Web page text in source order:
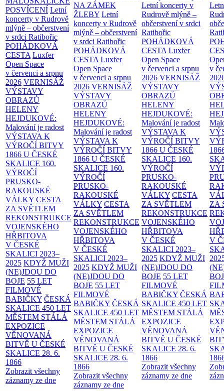
POSVÍCENÍ Letní
koncerty v Rudrově
mlýně – občerstvení
v srdci Ratibořic
POHÁDKOVÁ
CESTA Luxfer
Open Space
v červenci a srpnu
2026 VERNISÁŽ
VÝSTAVY
OBRAZŮ
HELENY
HEJDUKOVÉ:
Malování je radost
VÝSTAVA K
VÝROČÍ BITVY
1866 U ČESKÉ
SKALICE 160.
VÝROČÍ
PRUSKO-
RAKOUSKÉ
VÁLKY CESTA
ZA SVĚTLEM
REKONSTRUKCE
VOJENSKÉHO
HŘBITOVA
V ČESKÉ
SKALICI 2023–
2025 KDYŽ MUŽI
(NE)JDOU DO
BOJE 55 LET
FILMOVÉ
BABIČKY ČESKÁ
SKALICE 450 LET
MĚSTEM STÁLÁ
EXPOZICE
VĚNOVANÁ
BITVĚ U ČESKÉ
SKALICE 28. 6.
1866
Zobrazit všechny
záznamy ze dne
NA ZÁMEK
ŽLEBY Letní
koncerty v Rudrově
mlýně – občerstvení
v srdci Ratibořic
POHÁDKOVÁ
CESTA Luxfer
Open Space
v červenci a srpnu
2026 VERNISÁŽ
VÝSTAVY
OBRAZŮ
HELENY
HEJDUKOVÉ:
Malování je radost
VÝSTAVA K
VÝROČÍ BITVY
1866 U ČESKÉ
SKALICE 160.
VÝROČÍ
PRUSKO-
RAKOUSKÉ
VÁLKY CESTA
ZA SVĚTLEM
REKONSTRUKCE
VOJENSKÉHO
HŘBITOVA
V ČESKÉ
SKALICI 2023–
2025 KDYŽ MUŽI
(NE)JDOU DO
BOJE 55 LET
FILMOVÉ
BABIČKY ČESKÁ
SKALICE 450 LET
MĚSTEM STÁLÁ
EXPOZICE
VĚNOVANÁ
BITVĚ U ČESKÉ
SKALICE 28. 6.
1866
Zobrazit všechny
záznamy ze dne
Letní koncerty v
Rudrově mlýně –
občerstvení v srdci
Ratibořic
POHÁDKOVÁ
CESTA Luxfer
Open Space
v červenci a srpnu
2026 VERNISÁŽ
VÝSTAVY
OBRAZŮ
HELENY
HEJDUKOVÉ:
Malování je radost
VÝSTAVA K
VÝROČÍ BITVY
1866 U ČESKÉ
SKALICE 160.
VÝROČÍ
PRUSKO-
RAKOUSKÉ
VÁLKY CESTA
ZA SVĚTLEM
REKONSTRUKCE
VOJENSKÉHO
HŘBITOVA
V ČESKÉ
SKALICI 2023–
2025 KDYŽ MUŽI
(NE)JDOU DO
BOJE 55 LET
FILMOVÉ
BABIČKY ČESKÁ
SKALICE 450 LET
MĚSTEM STÁLÁ
EXPOZICE
VĚNOVANÁ
BITVĚ U ČESKÉ
SKALICE 28. 6.
1866
Zobrazit všechny
záznamy ze dne
v
ZA
V